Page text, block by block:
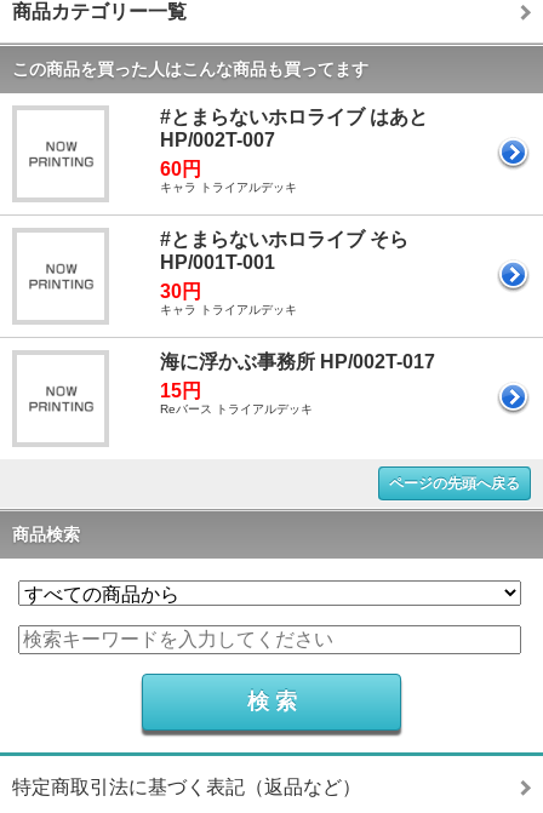
商品カテゴリー一覧
この商品を買った人はこんな商品も買ってます
#とまらないホロライブ はあと
HP/002T-007
60円
キャラ トライアルデッキ
#とまらないホロライブ そら
HP/001T-001
30円
キャラ トライアルデッキ
海に浮かぶ事務所 HP/002T-017
15円
Reバース トライアルデッキ
ページの先頭へ戻る
商品検索
特定商取引法に基づく表記（返品など）